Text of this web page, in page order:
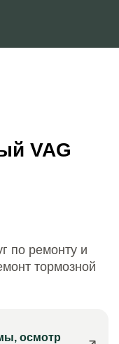
VAG
по ремонту и
тормозной
осмотр